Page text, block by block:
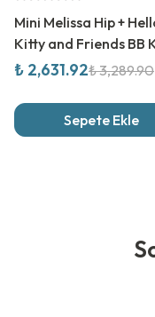
Mini Melissa Hip +
Kitty and Friends BB
Çocuk Sandalet
₺ 2,631.92₺ 3,289.90
Sepete Ekle
Son